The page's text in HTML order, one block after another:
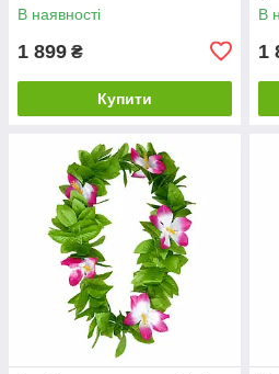
В наявності
1 899 ₴
Купити
В
1